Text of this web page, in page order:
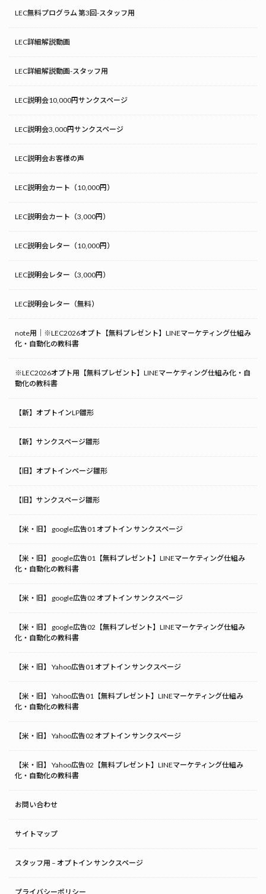
LEC無料プログラム 第3回-スタッフ用
LEC詳細解説動画
LEC詳細解説動画-スタッフ用
LEC説明会10,000円サンクスページ
LEC説明会3,000円サンクスページ
LEC説明会お客様の声
LEC説明会カート（10,000円）
LEC説明会カート（3,000円）
LEC説明会レター（10,000円）
LEC説明会レター（3,000円）
LEC説明会レター（無料）
note用｜※LEC2026オプト【無料プレゼント】LINEマーケティング仕組み
化・自動化の教科書
※LEC2026オプト用【無料プレゼント】LINEマーケティング仕組み化・自
動化の教科書
【新】オプトインLP雛形
【新】サンクスページ雛形
【旧】オプトインページ雛形
【旧】サンクスページ雛形
【米・旧】 google広告01 オプトイン サンクスページ
【米・旧】 google広告01【無料プレゼント】LINEマーケティング仕組み
化・自動化の教科書
【米・旧】 google広告02 オプトイン サンクスページ
【米・旧】 google広告02【無料プレゼント】LINEマーケティング仕組み
化・自動化の教科書
【米・旧】 Yahoo広告01 オプトイン サンクスページ
【米・旧】 Yahoo広告01【無料プレゼント】LINEマーケティング仕組み
化・自動化の教科書
【米・旧】 Yahoo広告02 オプトイン サンクスページ
【米・旧】 Yahoo広告02【無料プレゼント】LINEマーケティング仕組み
化・自動化の教科書
お問い合わせ
サイトマップ
スタッフ用 – オプトイン サンクスページ
プライバシーポリシー